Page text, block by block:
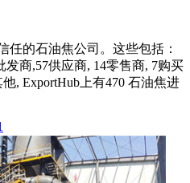
任的石油焦公司。这些包括：
发商,57供应商, 14零售商, 7购买
, ExportHub上有470 石油焦进